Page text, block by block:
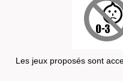
Les jeux proposés sont